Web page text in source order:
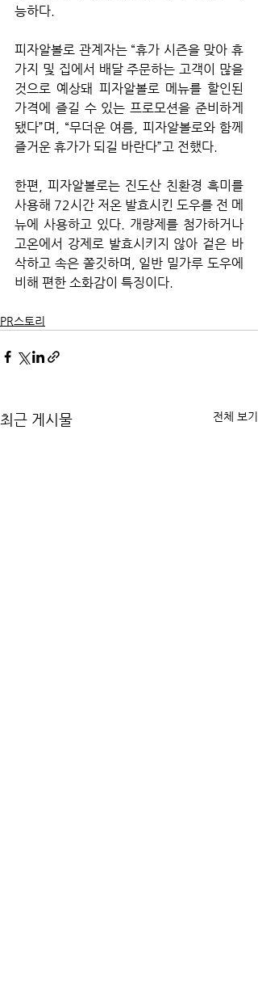
능하다.
피자알볼로 관계자는 “휴가 시즌을 맞아 휴
가지 및 집에서 배달 주문하는 고객이 많을
것으로 예상돼 피자알볼로 메뉴를 할인된
가격에 즐길 수 있는 프로모션을 준비하게
됐다”며, “무더운 여름, 피자알볼로와 함께
즐거운 휴가가 되길 바란다”고 전했다.
한편, 피자알볼로는 진도산 친환경 흑미를
사용해 72시간 저온 발효시킨 도우를 전 메
뉴에 사용하고 있다. 개량제를 첨가하거나
고온에서 강제로 발효시키지 않아 겉은 바
삭하고 속은 쫄깃하며, 일반 밀가루 도우에
비해 편한 소화감이 특징이다.
PR스토리
최근 게시물 전체 보기